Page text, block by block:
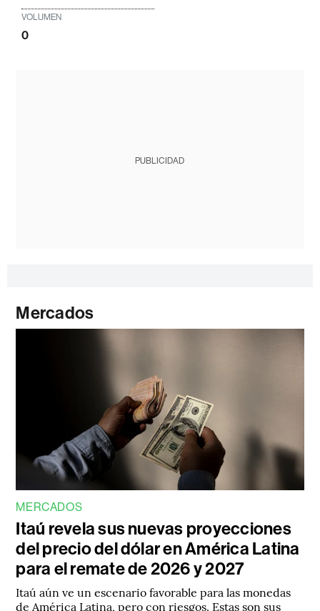
VOLUMEN
0
PUBLICIDAD
Mercados
MERCADOS
Itaú revela sus nuevas proyecciones
del precio del dólar en América Latina
para el remate de 2026 y 2027
Itaú aún ve un escenario favorable para las monedas
de América Latina, pero con riesgos. Estas son sus